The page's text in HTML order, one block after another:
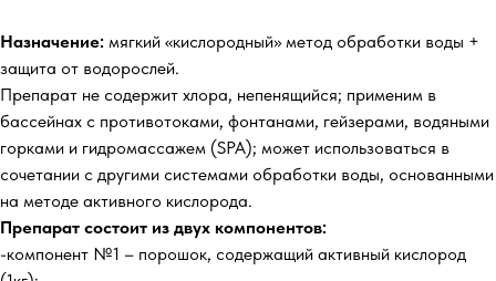
Назначение: мягкий «кислородный» метод обработки воды +
защита от водорослей.
Препарат не содержит хлора, непенящийся; применим в
бассейнах с противотоками, фонтанами, гейзерами, водяными
горками и гидромассажем (SPA); может использоваться в
сочетании с другими системами обработки воды, основанными
на методе активного кислорода.
Препарат состоит из двух компонентов:
-компонент №1 – порошок, содержащий активный кислород